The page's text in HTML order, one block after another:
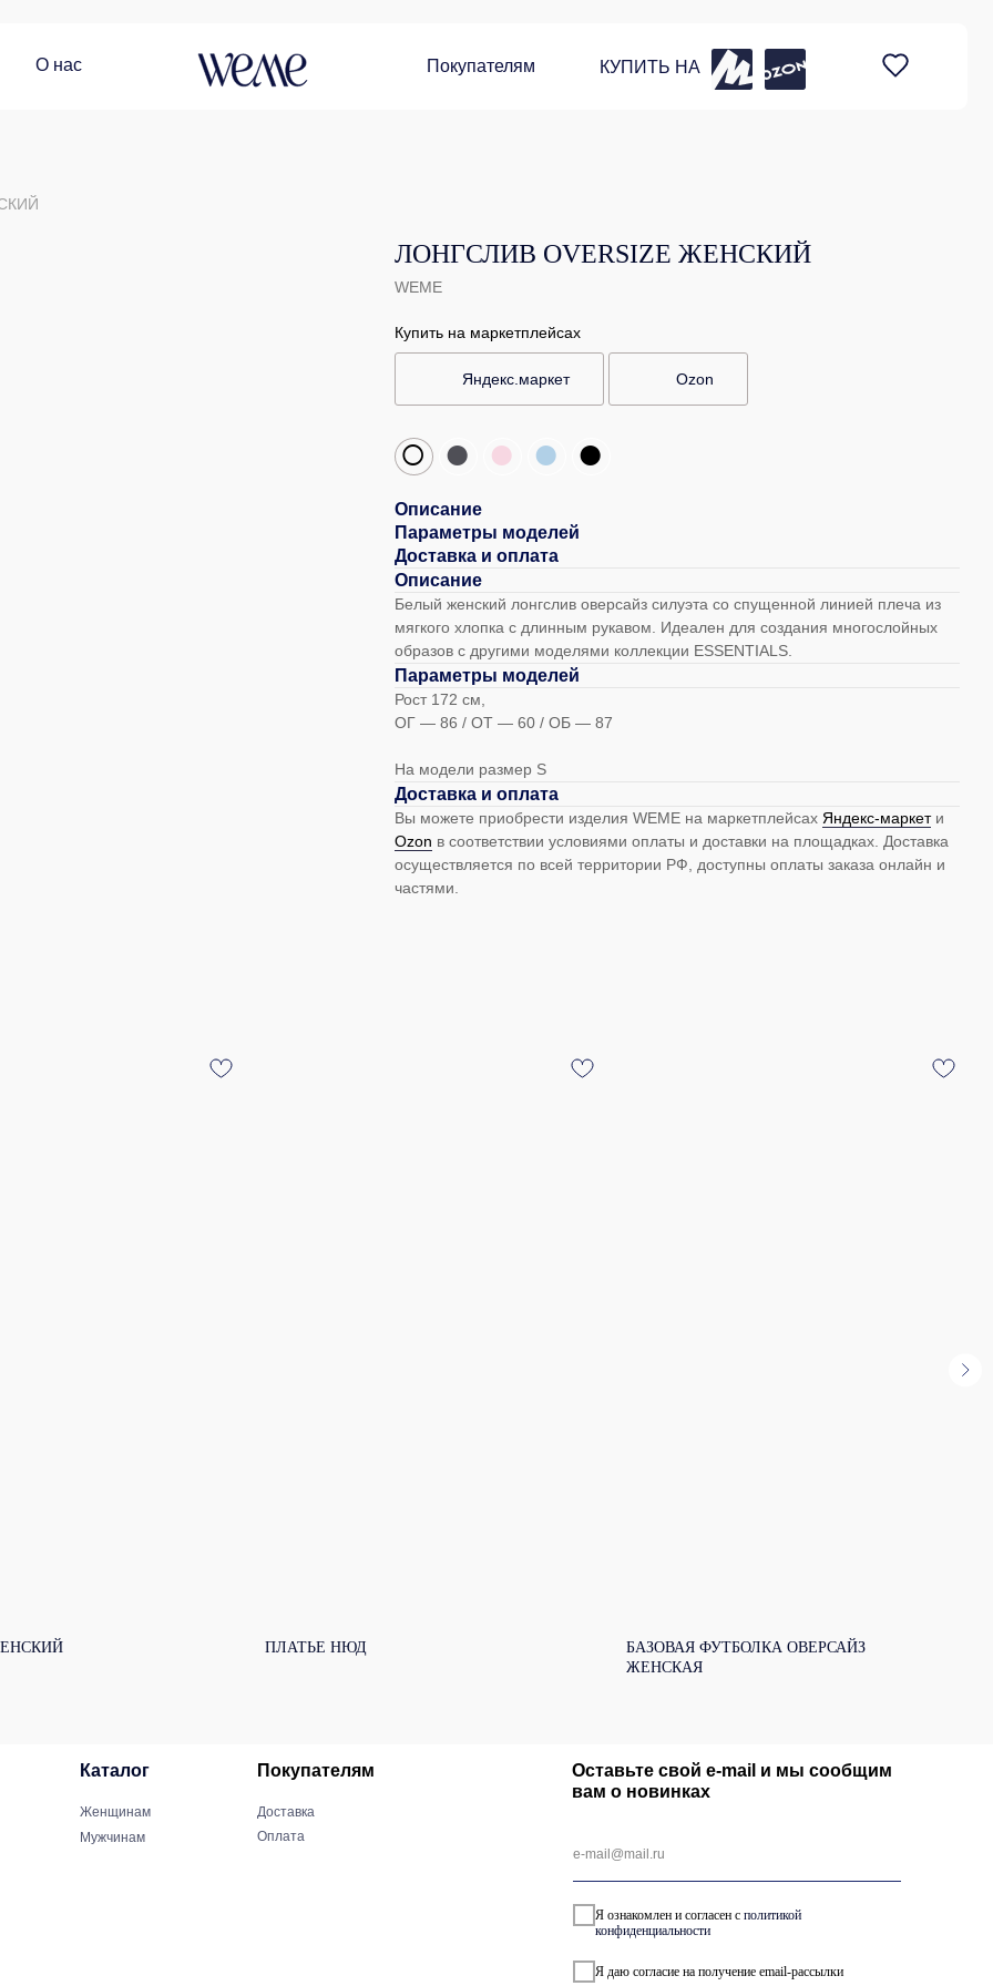
Покупателям КУПИТЬ НА
О нас
ЛОНГСЛИВ OVERSIZE ЖЕНСКИЙ
WEME
Купить на маркетплейсах
Яндекс.маркет Ozon
○ ● ● ● ●
Описание
Параметры моделей
Доставка и оплата
Описание
Белый женский лонгслив оверсайз силуэта со спущенной линией плеча из
мягкого хлопка с длинным рукавом. Идеален для создания многослойных
образов с другими моделями коллекции ESSENTIALS.
Параметры моделей
Рост 172 см,
ОГ — 86 / ОТ — 60 / ОБ — 87
На модели размер S
Доставка и оплата
Вы можете приобрести изделия WEME на маркетплейсах Яндекс-маркети
Оzon в соответствии условиями оплаты и доставки на площадках. Доставка
осуществляется по всей территории РФ, доступны оплаты заказа онлайн и
частями.
ПЛАТЬЕ НЮД
БАЗОВАЯ ФУТБОЛКА ОВЕРСАЙЗ
ЖЕНСКАЯ
Каталог
Женщинам
Мужчинам
Покупателям
Доставка
Оставьте свой e-mail и мы сообщим
вам о новинках
Я ознакомлен и согласен с политикой
конфиденциальности
Я даю согласие на получение email-рассылки
Оплата